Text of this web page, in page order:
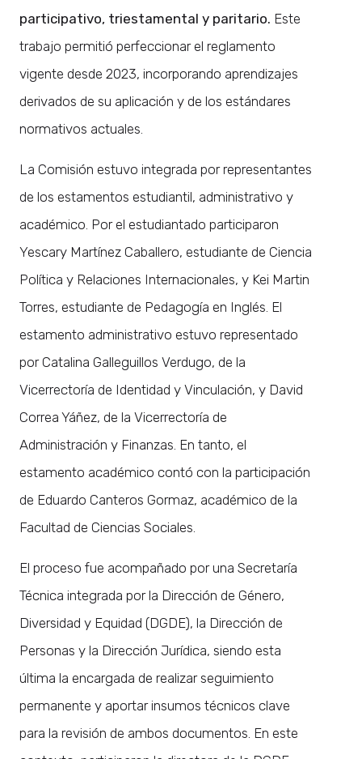
participativo, triestamental y paritario. Este
trabajo permitió perfeccionar el reglamento
vigente desde 2023, incorporando aprendizajes
derivados de su aplicación y de los estándares
normativos actuales.
La Comisión estuvo integrada por representantes
de los estamentos estudiantil, administrativo y
académico. Por el estudiantado participaron
Yescary Martínez Caballero, estudiante de Ciencia
Política y Relaciones Internacionales, y Kei Martin
Torres, estudiante de Pedagogía en Inglés. El
estamento administrativo estuvo representado
por Catalina Galleguillos Verdugo, de la
Vicerrectoría de Identidad y Vinculación, y David
Correa Yáñez, de la Vicerrectoría de
Administración y Finanzas. En tanto, el
estamento académico contó con la participación
de Eduardo Canteros Gormaz, académico de la
Facultad de Ciencias Sociales.
El proceso fue acompañado por una Secretaría
Técnica integrada por la Dirección de Género,
Diversidad y Equidad (DGDE), la Dirección de
Personas y la Dirección Jurídica, siendo esta
última la encargada de realizar seguimiento
permanente y aportar insumos técnicos clave
para la revisión de ambos documentos. En este